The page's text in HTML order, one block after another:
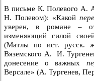
В письме К. Полевого А.
Н. Полевом): «Какой
уверен, в романе –
изменяющий силой
(Матлы по ист.
Вяземского А. И.
донесение о важных
Версале» (А. Тургенев,